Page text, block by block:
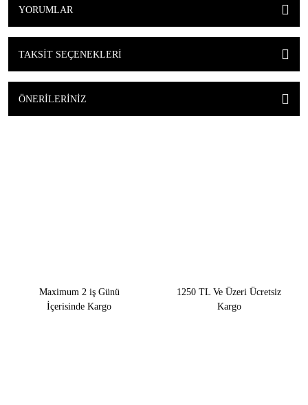
YORUMLAR
TAKSIT SEÇENEKLERI
ÖNERILERINIZ
Maximum 2 iş Günü
İçerisinde Kargo
1250 TL Ve Üzeri Ücretsiz
Kargo